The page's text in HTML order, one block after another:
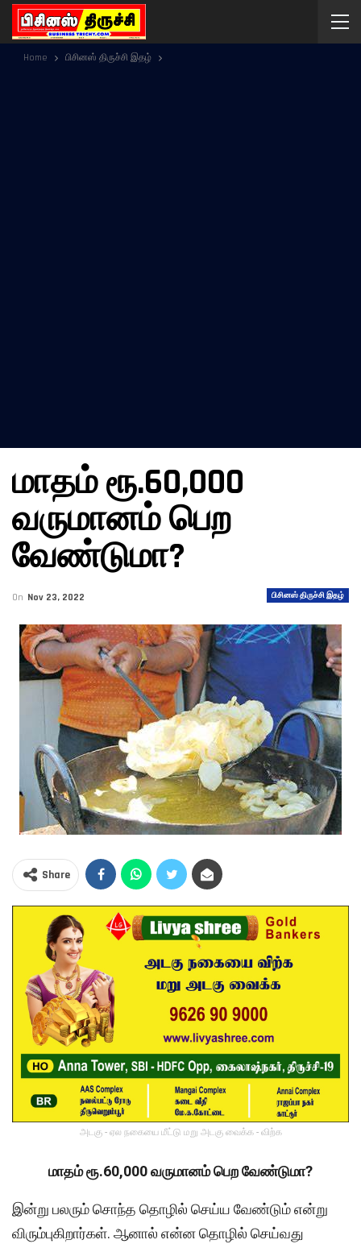
Home பிசினஸ் திருச்சி இதழ்
மாதம் ரூ.60,000
வருமானம் பெற
வேண்டுமா?
பிசினஸ் திருச்சி இதழ்
On Nov 23, 2022
Share
அடகு - ஏல நகையை மீட்டு மறு அடகு வைக்க - விற்க
மாதம் ரூ.60,000 வருமானம் பெற வேண்டுமா?
இன்று பலரும் சொந்த தொழில் செய்ய வேண்டும் என்று
விரும்புகிறார்கள். ஆனால் என்ன தொழில் செய்வது